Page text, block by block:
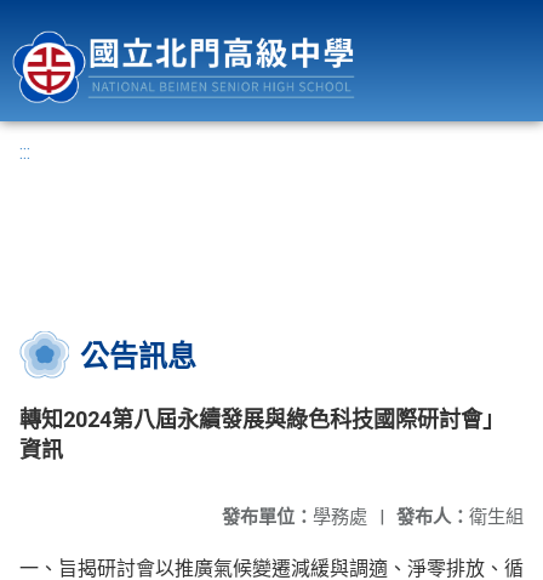
:::
公告訊息
轉知2024第八屆永續發展與綠色科技國際研討會」
資訊
發布人： 衛生組
發布單位： 學務處 |
一、旨揭研討會以推廣氣候變遷減緩與調適、淨零排放、循